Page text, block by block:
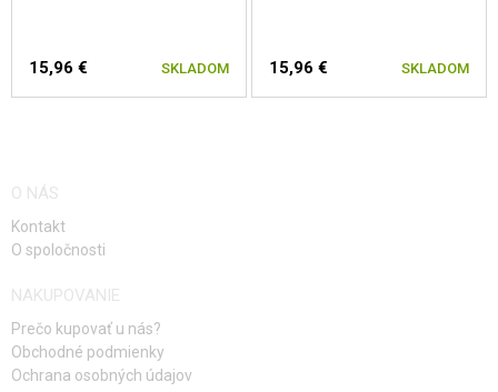
15,96 € SKLADOM 15,96 € SKLADOM
O NÁS
Kontakt
O spoločnosti
NAKUPOVANIE
Prečo kupovať u nás?
Obchodné podmienky
Ochrana osobných údajov